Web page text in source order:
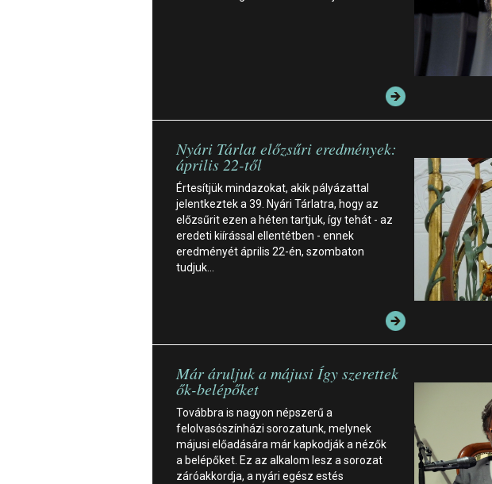
Nyári Tárlat előzsűri eredmények:
április 22-től
Értesítjük mindazokat, akik pályázattal
jelentkeztek a 39. Nyári Tárlatra, hogy az
előzsűrit ezen a héten tartjuk, így tehát - az
eredeti kiírással ellentétben - ennek
eredményét április 22-én, szombaton
tudjuk…
Már áruljuk a májusi Így szerettek
ők-belépőket
Továbbra is nagyon népszerű a
felolvasószínházi sorozatunk, melynek
májusi előadására már kapkodják a nézők
a belépőket. Ez az alkalom lesz a sorozat
záróakkordja, a nyári egész estés